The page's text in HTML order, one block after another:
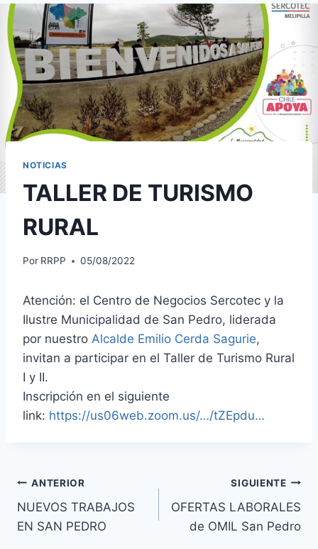
NOTICIAS
TALLER DE TURISMO
RURAL
Por RRPP 05/08/2022
Atención: el Centro de Negocios Sercotec y la
Ilustre Municipalidad de San Pedro, liderada
por nuestro Alcalde Emilio Cerda Sagurie,
invitan a participar en el Taller de Turismo Rural
I y II.
Inscripción en el siguiente
link: https://us06web.zoom.us/…/tZEpdu…
ANTERIOR
NUEVOS TRABAJOS
EN SAN PEDRO
SIGUIENTE
OFERTAS LABORALES
de OMIL San Pedro